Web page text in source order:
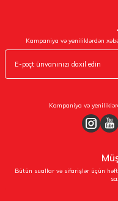
Kampaniya və yeniliklərdən
Kampaniya və
Bütün suallar və sifarişlər üçün